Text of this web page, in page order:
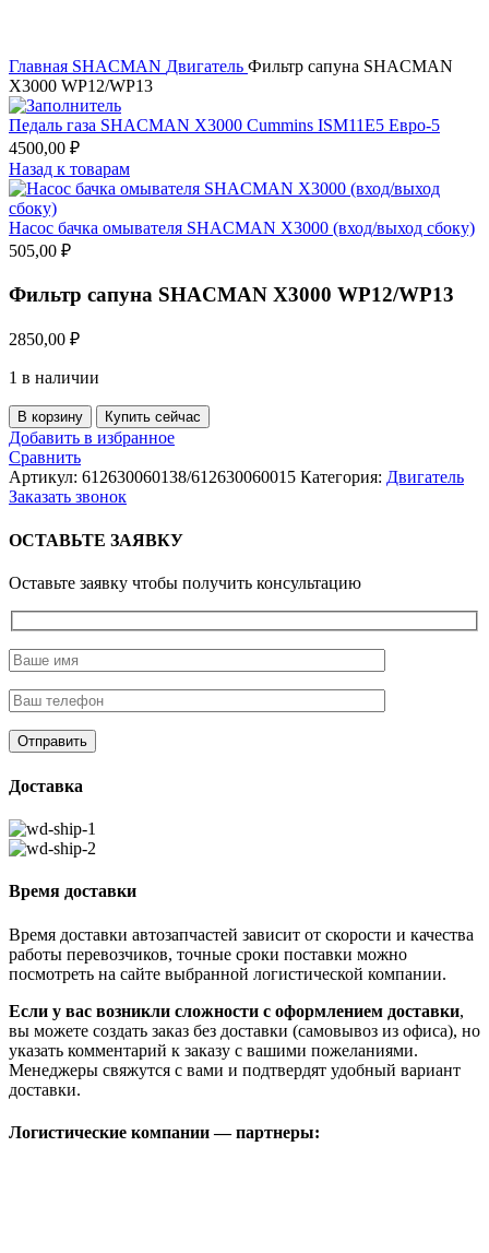
Главная SHACMAN Двигатель Фильтр сапуна SHACMAN
X3000 WP12/WP13
Педаль газа SHACMAN X3000 Cummins ISM11E5 Евро-5
4500,00 ₽
Назад к товарам
Насос бачка омывателя SHACMAN X3000 (вход/выход сбоку)
505,00 ₽
Фильтр сапуна SHACMAN X3000 WP12/WP13
2850,00 ₽
1 в наличии
Количество
товара
Фильтр
сапуна
SHACMAN
WP12/WP13
В корзину Купить сейчас
Добавить в избранное
Сравнить
Артикул: 612630060138/612630060015 Категория: Двигатель
Заказать звонок
ОСТАВЬТЕ ЗАЯВКУ
Оставьте заявку чтобы получить консультацию
Доставка
Время доставки
Время доставки автозапчастей зависит от скорости и качества
работы перевозчиков, точные сроки поставки можно
посмотреть на сайте выбранной логистической компании.
Если у вас возникли сложности с оформлением доставки,
вы можете создать заказ без доставки (самовывоз из офиса), но
указать комментарий к заказу с вашими пожеланиями.
Менеджеры свяжутся с вами и подтвердят удобный вариант
доставки.
Логистические компании — партнеры: